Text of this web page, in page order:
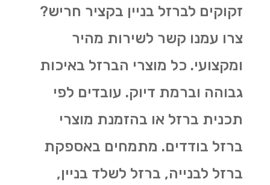
זקוקים לברזל בניין בקציר חריש?
צרו עמנו קשר לשירות מהיר
ומקצועי. כל מוצרי הברזל באיכות
גבוהה וברמת דיוק. עובדים לפי
תכנית ברזל או בהזמנת מוצרי
ברזל בודדים. מתמחים באספקת
ברזל לבנייה, ברזל לשלד בניין,